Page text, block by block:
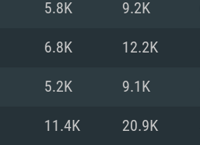
5.8K 9.2K
6.8K 12.2K
5.2K 9.1K
11.4K 20.9K